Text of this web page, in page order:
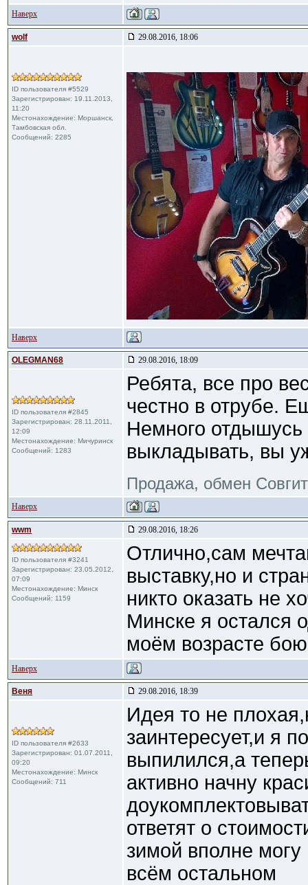
Наверх
wolf 29.08.2016, 18:06
ID пользователя #5529
Зарегистрирован: 19.11.2013,
11:20
Местонахождение: Моршанск,
Тамбовская обл.
Сообщений: 2285
Наверх
OLEGMAN68 29.08.2016, 18:09
ID пользователя #2845
Зарегистрирован: 28.11.2011,
12:09
Местонахождение: Мичуринск
Сообщений: 1283
Ребята, все про
честно в отрубе.
Немного отдышусь
выкладывать, вы
Продажа, обмен
Наверх
wwm 29.08.2016, 18:26
ID пользователя #3241
Зарегистрирован: 23.05.2012,
07:09
Местонахождение: Mинск
Сообщений: 1159
Отлично,сам
выставку,но и
никто оказать не
Минске я остался
моём возрасте
Наверх
Веня 29.08.2016, 18:39
ID пользователя #2633
Зарегистрирован: 01.07.2011,
09:20
Местонахождение: Минск
Сообщений: 711
Идея то не
заинтересует,и я
выпилился,а
активно начну
ответят о
зимой вполне
всём остальном